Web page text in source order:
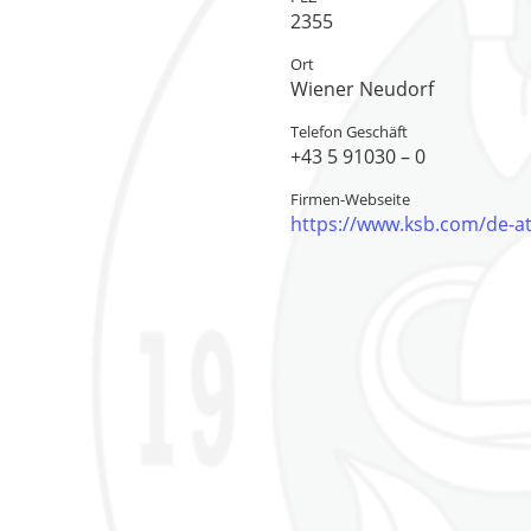
2355
Ort
Wiener Neudorf
Telefon Geschäft
+43 5 91030 – 0
Firmen-Webseite
https://www.ksb.com/de-at